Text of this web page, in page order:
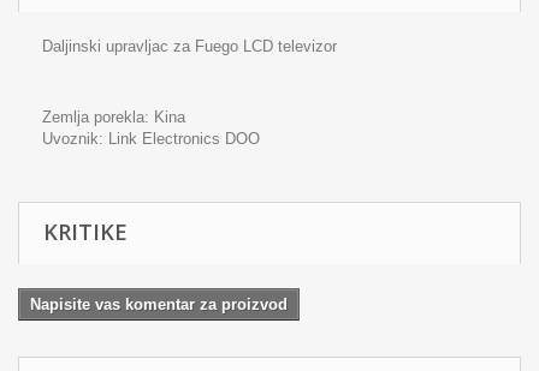
Daljinski upravljac za Fuego LCD televizor
Zemlja porekla: Kina
Uvoznik: Link Electronics DOO
KRITIKE
Napisite vas komentar za proizvod